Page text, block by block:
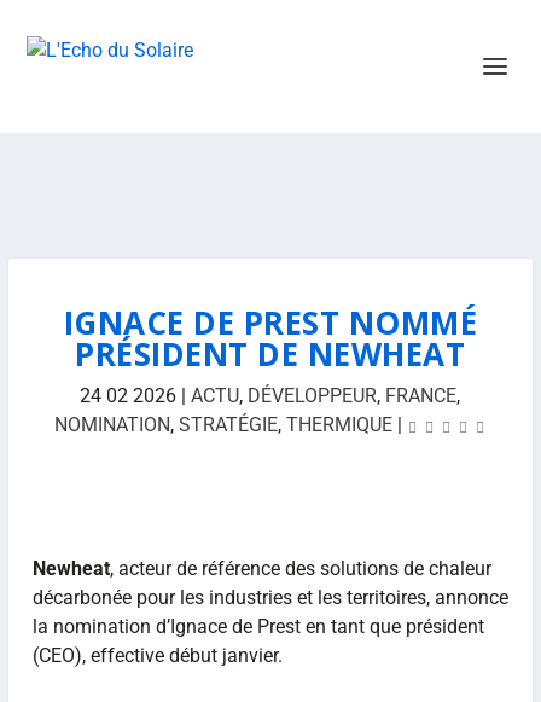
IGNACE DE PREST NOMMÉ
PRÉSIDENT DE NEWHEAT
24 02 2026 |ACTU, DÉVELOPPEUR, FRANCE,
NOMINATION, STRATÉGIE, THERMIQUE|
Newheat, acteur de référence des solutions de chaleur
décarbonée pour les industries et les territoires, annonce
la nomination d’Ignace de Prest en tant que président
(CEO), effective début janvier.